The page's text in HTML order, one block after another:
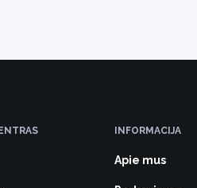
INFORMACIJA
Apie mus